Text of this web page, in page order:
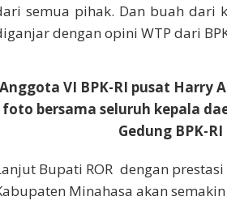
semua pihak. Dan buah dari
dengan opini WTP dari
Anggota VI BPK-RI pusat Harry
foto bersama seluruh kepala
Gedung BPK-
Bupati ROR dengan
Minahasa akan